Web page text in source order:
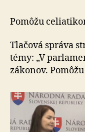
Pomôžu
Tlačová správa
témy: „V
zákonov.